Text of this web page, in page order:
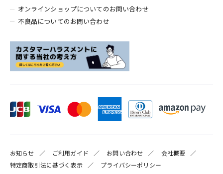
オンラインショップについてのお問い合わせ
不良品についてのお問い合わせ
お知らせ ご利用ガイド お問い合わせ
会社概要
特定商取引法に基づく表示
プライバシーポリシー